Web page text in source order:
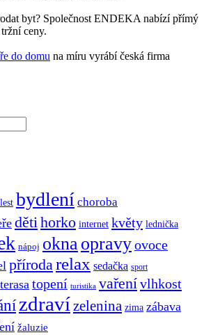
byt? Společnost ENDEKA nabízí přímý
ceny.
do domu na míru vyrábí česká firma
bydlení choroba
děti horko internet květy lednička
nápoj okna opravyovoce
příroda relax sedačka sport
terasa topení turistika vařenívlhkost
zdraví zelenina zima zábava
žaluzie